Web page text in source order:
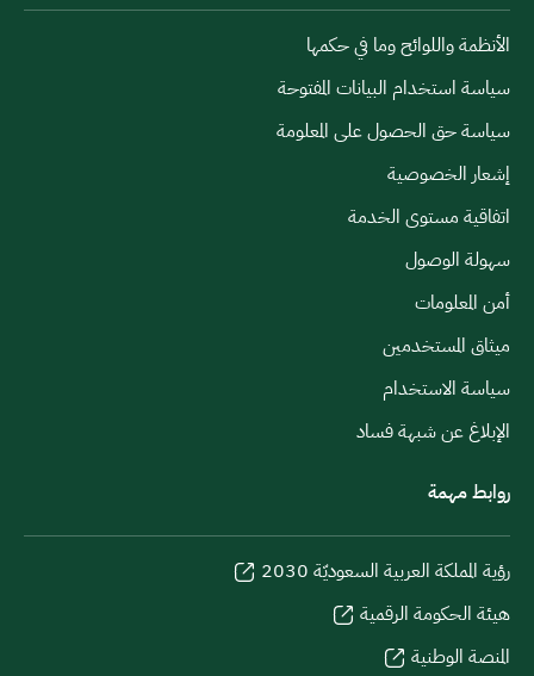
الأنظمة واللوائح وما في حكمها
سياسة استخدام البيانات المفتوحة
سياسة حق الحصول على المعلومة
إشعار الخصوصية
اتفاقية مستوى الخدمة
سهولة الوصول
أمن المعلومات
ميثاق المستخدمين
سياسة الاستخدام
الإبلاغ عن شبهة فساد
روابط مهمة
رؤية المملكة العربية السعوديّة 2030
هيئة الحكومة الرقمية
المنصة الوطنية